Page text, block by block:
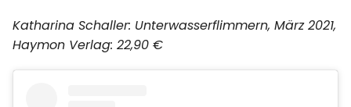
Katharina Schaller: Unterwasserflimmern, März 2021,
Haymon Verlag: 22,90 €